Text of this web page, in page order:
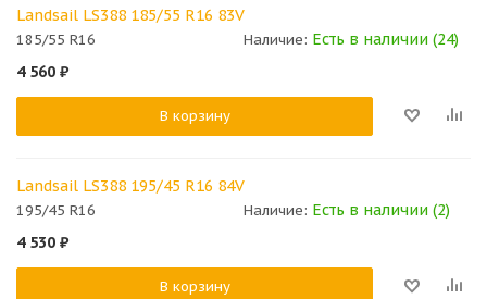
Landsail LS388 185/55 R16 83V
185/55 R16 Наличие: Есть в наличии (24)
4 560 ₽
В корзину
Landsail LS388 195/45 R16 84V
195/45 R16 Наличие: Есть в наличии (2)
4 530 ₽
В корзину